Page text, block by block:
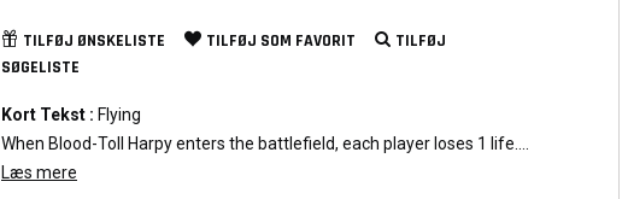
TILFØJ ØNSKELISTE TILFØJ SOM FAVORIT
TILFØJ
SØGELISTE
Kort Tekst : Flying
When Blood-Toll Harpy enters the battlefield, each player loses 1 life.
Flavor Tekst :
Læs mere